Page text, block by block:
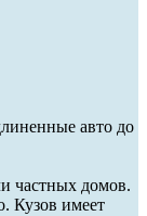
авто до
частных домов.
Кузов имеет